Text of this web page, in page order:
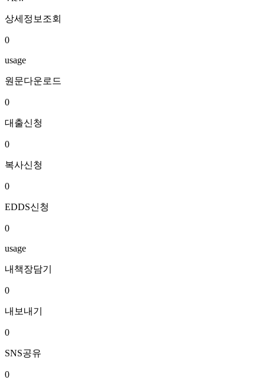
상세정보조회
0
usage
원문다운로드
0
대출신청
0
복사신청
0
EDDS신청
0
usage
내책장담기
0
내보내기
0
SNS공유
0